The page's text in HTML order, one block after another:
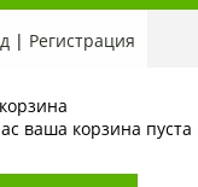
| Регистрация
ваша корзина пуста